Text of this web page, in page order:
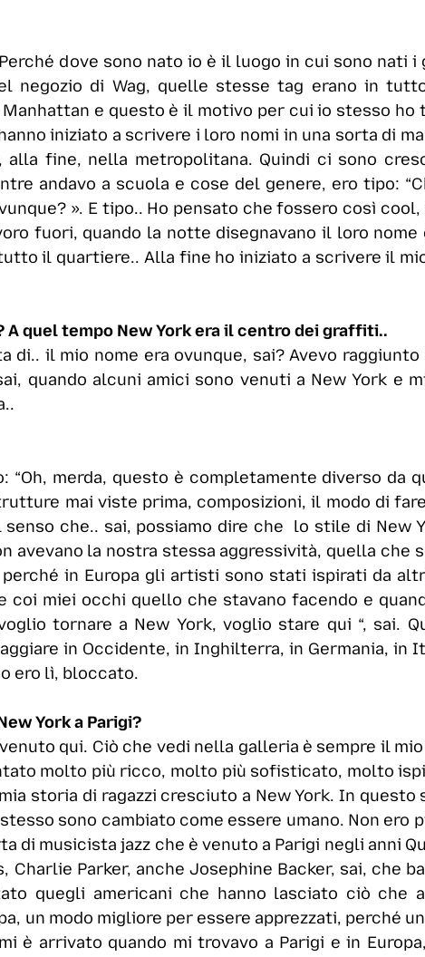
dove sono nato io è il luogo in cui sono nati
negozio di Wag, quelle stesse tag erano in
e questo è il motivo per cui io stesso ho
iniziato a scrivere i loro nomi in una sorta di
fine, nella metropolitana. Quindi ci sono
andavo a scuola e cose del genere, ero tipo:
». E tipo.. Ho pensato che fossero così cool,
fuori, quando la notte disegnavano il loro nome
il quartiere.. Alla fine ho iniziato a scrivere il
A quel tempo New York era il centro dei graffiti..
di.. il mio nome era ovunque, sai? Avevo raggiunto
quando alcuni amici sono venuti a New York e
“Oh, merda, questo è completamente diverso da
mai viste prima, composizioni, il modo di
che.. sai, possiamo dire che lo stile di New
avevano la nostra stessa aggressività, quella che
in Europa gli artisti sono stati ispirati da
coi miei occhi quello che stavano facendo e
tornare a New York, voglio stare qui “, sai.
in Occidente, in Inghilterra, in Germania, in
ero lì, bloccato.
York a Parigi?
qui. Ciò che vedi nella galleria è sempre il
molto più ricco, molto più sofisticato, molto
storia di ragazzi cresciuto a New York. In questo
sono cambiato come essere umano. Non ero
di musicista jazz che è venuto a Parigi negli anni
Parker, anche Josephine Backer, sai, che
quegli americani che hanno lasciato ciò che
un modo migliore per essere apprezzati, perché
è arrivato quando mi trovavo a Parigi e in